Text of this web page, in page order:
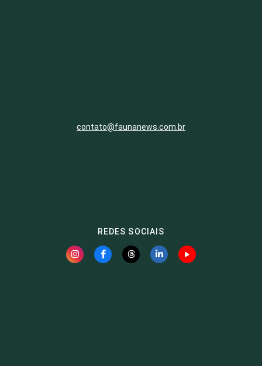
contato@faunanews.com.br
REDES SOCIAIS